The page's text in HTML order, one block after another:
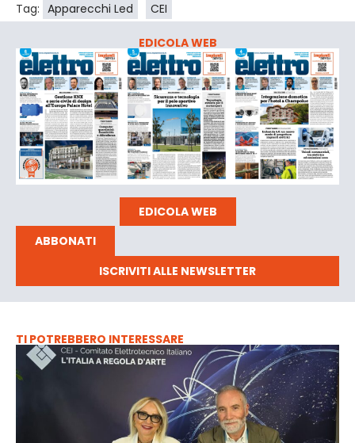
Tag: Apparecchi Led CEI
EDICOLA WEB
EDICOLA WEB
ABBONATI
ISCRIVITI ALLE NEWSLETTER
TI POTREBBERO INTERESSARE